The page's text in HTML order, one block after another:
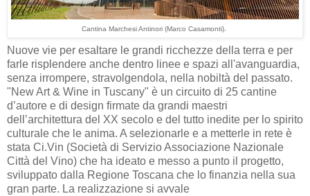
Cantina Marchesi Antinori (Marco Casamonti)
Nuove vie per esaltare le grandi ricchezze della terra e per
farle risplendere anche dentro linee e spazi all'avanguardia,
senza irrompere, stravolgendola, nella nobiltà del passato.
"New Art & Wine in Tuscany" è un circuito di 25 cantine
d’autore e di design firmate da grandi maestri
dell’architettura del XX secolo e del tutto inedite per lo spirito
culturale che le anima. A selezionarle e a metterle in rete è
stata Ci.Vin (Società di Servizio Associazione Nazionale
Città del Vino) che ha ideato e messo a punto il progetto,
sviluppato dalla Regione Toscana che lo finanzia nella sua
gran parte. La realizzazione si avvale